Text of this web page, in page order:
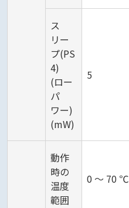
ス
リー
プ(PS
4)
(ロー
パ
ワー)
(mW)
5
動作
時の
温度
範囲
0 ～ 70 ℃